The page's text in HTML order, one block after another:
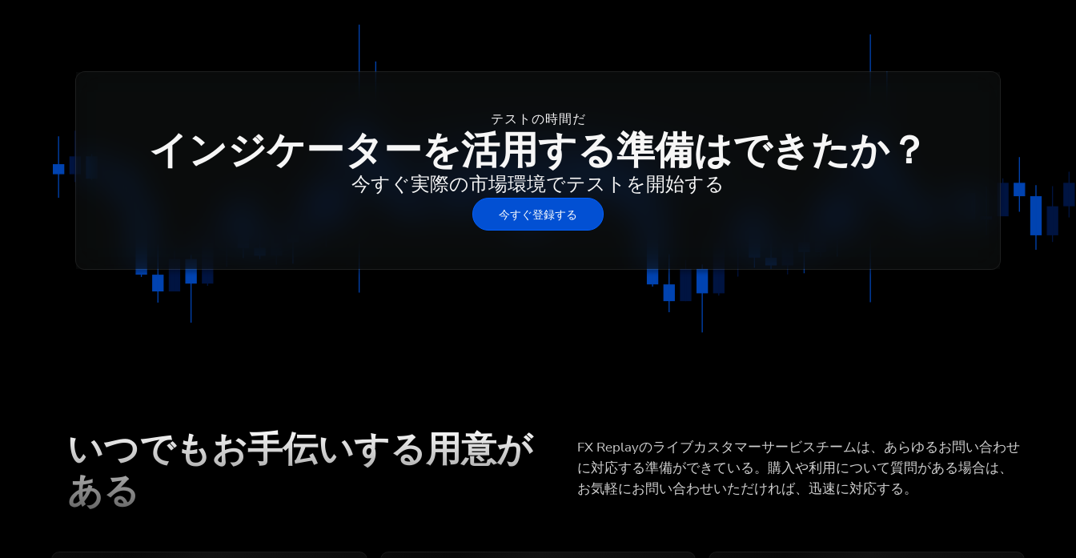
テストの時間だ
インジケーターを活用する準備はできたか？
今すぐ実際の市場環境でテストを開始する
今すぐ登録する
いつでもお手伝いする用意が
ある
FX Replayのライブカスタマーサービスチームは、あらゆるお問い合わせ
に対応する準備ができている。購入や利用について質問がある場合は、
お気軽にお問い合わせいただければ、迅速に対応する。